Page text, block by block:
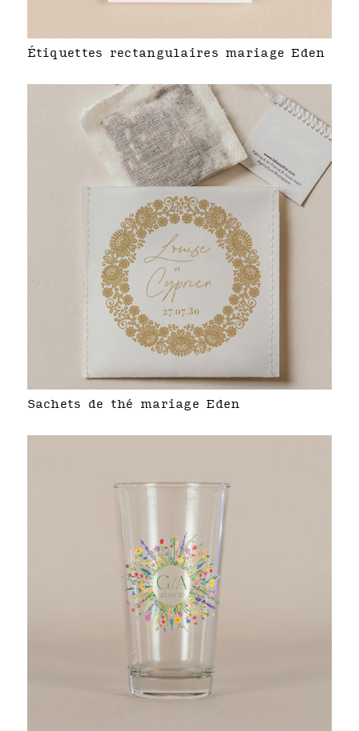
Étiquettes rectangulaires mariage Eden
Sachets de thé mariage Eden